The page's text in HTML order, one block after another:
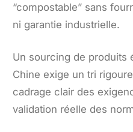
“compostable” sans
ni garantie industrielle.
Un sourcing de produits
Chine exige un tri
cadrage clair des
validation réelle des